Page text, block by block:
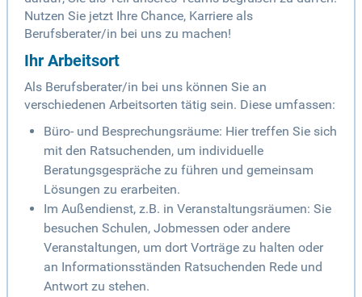
Nutzen Sie jetzt Ihre Chance, Karriere als
Berufsberater/in bei uns zu machen!
Ihr Arbeitsort
Als Berufsberater/in bei uns können Sie an
verschiedenen Arbeitsorten tätig sein. Diese umfassen:
Büro- und Besprechungsräume: Hier treffen Sie sich
mit den Ratsuchenden, um individuelle
Beratungsgespräche zu führen und gemeinsam
Lösungen zu erarbeiten.
Im Außendienst, z.B. in Veranstaltungsräumen: Sie
besuchen Schulen, Jobmessen oder andere
Veranstaltungen, um dort Vorträge zu halten oder
an Informationsständen Ratsuchenden Rede und
Antwort zu stehen.